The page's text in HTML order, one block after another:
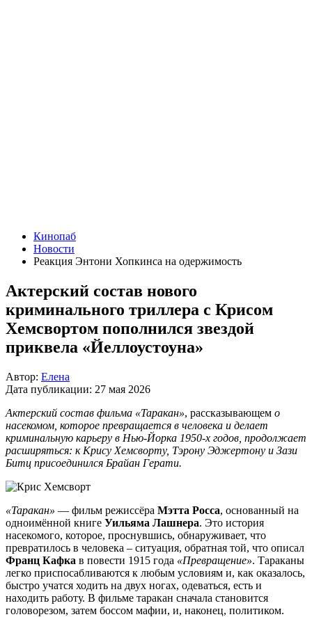
Кинопаб
Новости
Реакция Энтони Хопкинса на одержимость
Актерский состав нового
криминального триллера с Крисом
Хемсвортом пополнился звездой
приквела «Йеллоустоуна»
Автор: Елена
Дата публикации: 27 мая 2026
Актерский состав фильма «Таракан», рассказывающем о
насекомом, которое превращается в человека и делает
криминальную карьеру в Нью-Йорка 1950-х годов, продолжает
расширяться: к Крису Хемсворту, Тэрону Эджертону и Зази
Битц присоединился Брайан Герати.
«Таракан» — фильм режиссёра Мэтта Росса, основанный на
одноимённой книге Уильяма Лашнера. Это история
насекомого, которое, проснувшись, обнаруживает, что
превратилось в человека – ситуация, обратная той, что описал
Франц Кафка в повести 1915 года «Превращение». Тараканы
легко приспосабливаются к любым условиям и, как оказалось,
быстро учатся ходить на двух ногах, одеваться, есть и
находить работу. В фильме таракан сначала становится
головорезом, затем боссом мафии, и, наконец, политиком.